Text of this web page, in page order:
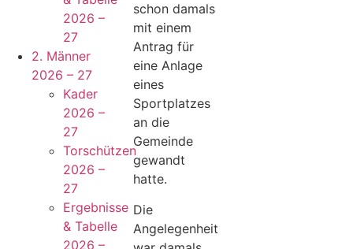
2026 –
27
2. Männer
2026 – 27
Kader
2026 –
27
Torschützen
2026 –
27
Ergebnisse
& Tabelle
2026 –
schon damals
mit einem
Antrag für
eine Anlage
eines
Sportplatzes
an die
Gemeinde
gewandt
hatte.
Die
Angelegenheit